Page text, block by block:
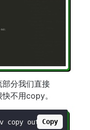
分我们直接
不用copy。
copy out.mp4
Copy